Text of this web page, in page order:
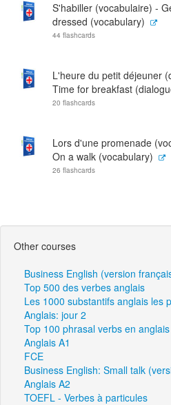
S'habiller (vocabulaire) -
dressed (vocabulary)
44 flashcards
L'heure du petit déjeuner
Time for breakfast
20 flashcards
Lors d'une promenade
On a walk (vocabulary)
26 flashcards
Other courses
Business English (version
Top 500 des verbes anglais
Les 1000 substantifs anglais les
Anglais: jour 2
Top 100 phrasal verbs en anglais
Anglais A1
FCE
Business English: Small talk
Anglais A2
TOEFL - Verbes à particules